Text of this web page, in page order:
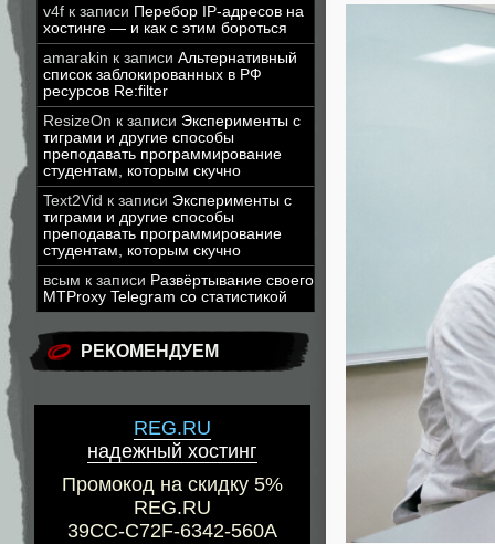
v4f к записи Перебор IP-адресов на
хостинге — и как с этим бороться
amarakin к записи Альтернативный
список заблокированных в РФ
ресурсов Re:filter
ResizeOn к записи Эксперименты с
тиграми и другие способы
преподавать программирование
студентам, которым скучно
Text2Vid к записи Эксперименты с
тиграми и другие способы
преподавать программирование
студентам, которым скучно
всым к записи Развёртывание своего
MTProxy Telegram со статистикой
РЕКОМЕНДУЕМ
REG.RU
надежный хостинг
Промокод на скидку 5%
REG.RU
39CC-C72F-6342-560A